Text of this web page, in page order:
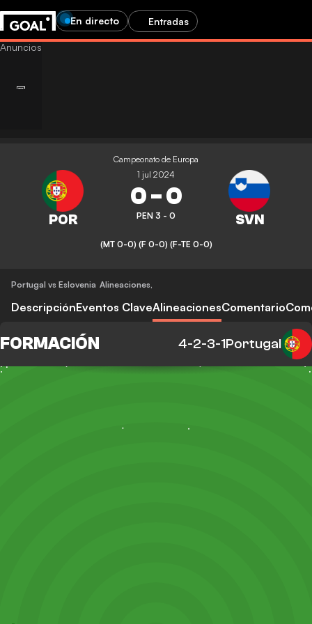
En directo Entradas
Campeonato de Europa
1 jul 2024
0-0
PEN 3 - 0
(MT 0-0) (F 0-0) (F-TE 0-0)
Portugal vs Eslovenia Alineaciones,
DescripciónEventos ClaveAlineacionesComentario
Portugal
4-2-3-1
FORMACIÓN